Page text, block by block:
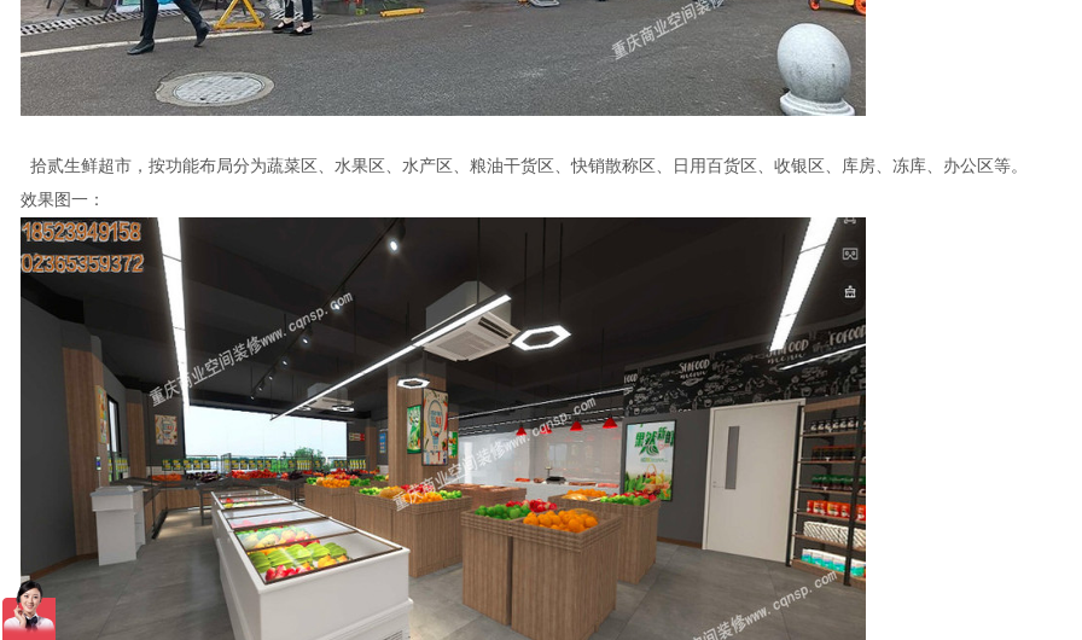
拾贰生鲜超市，按功能布局分为蔬菜区、水果区、水产区、粮油干货区、快销散称区、日用百货区、收银区、库房、冻库、办公区等。
效果图一：